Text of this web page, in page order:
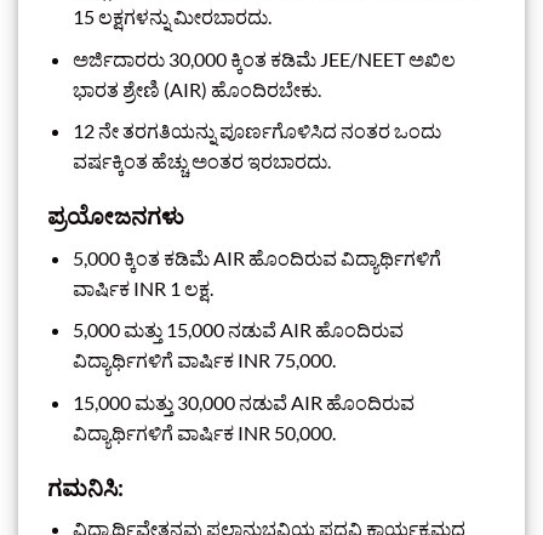
15 ಲಕ್ಷಗಳನ್ನು ಮೀರಬಾರದು.
ಅರ್ಜಿದಾರರು 30,000 ಕ್ಕಿಂತ ಕಡಿಮೆ JEE/NEET ಅಖಿಲ
ಭಾರತ ಶ್ರೇಣಿ (AIR) ಹೊಂದಿರಬೇಕು.
12 ನೇ ತರಗತಿಯನ್ನು ಪೂರ್ಣಗೊಳಿಸಿದ ನಂತರ ಒಂದು
ವರ್ಷಕ್ಕಿಂತ ಹೆಚ್ಚು ಅಂತರ ಇರಬಾರದು.
ಪ್ರಯೋಜನಗಳು
5,000 ಕ್ಕಿಂತ ಕಡಿಮೆ AIR ಹೊಂದಿರುವ ವಿದ್ಯಾರ್ಥಿಗಳಿಗೆ
ವಾರ್ಷಿಕ INR 1 ಲಕ್ಷ.
5,000 ಮತ್ತು 15,000 ನಡುವೆ AIR ಹೊಂದಿರುವ
ವಿದ್ಯಾರ್ಥಿಗಳಿಗೆ ವಾರ್ಷಿಕ INR 75,000.
15,000 ಮತ್ತು 30,000 ನಡುವೆ AIR ಹೊಂದಿರುವ
ವಿದ್ಯಾರ್ಥಿಗಳಿಗೆ ವಾರ್ಷಿಕ INR 50,000.
ಗಮನಿಸಿ:
ವಿದ್ಯಾರ್ಥಿವೇತನವು ಫಲಾನುಭವಿಯ ಪದವಿ ಕಾರ್ಯಕ್ರಮದ